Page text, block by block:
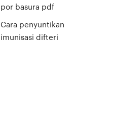
por basura pdf
Cara penyuntikan
imunisasi difteri